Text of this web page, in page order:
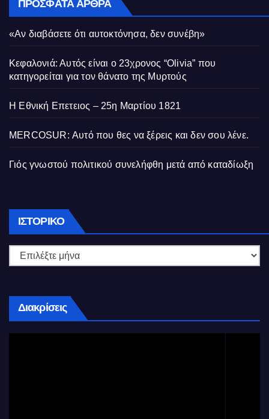
ΠΡΌΣΦΑΤΑ ΆΡΘΡΑ
«Αν διαβάσετε ότι αυτοκτόνησα, δεν συνέβη»
Κεφαλονιά: Αυτός είναι ο 23χρονος “Olivia” που
κατηγορείται για τον θάνατο της Μυρτούς
Η Εθνική Επετειος – 25η Μαρτίου 1821
MERCOSUR: Αυτό που θες να ξέρεις και δεν σου λένε.
Γιός γνωστού πολιτικού συνελήφθη μετά από καταδίωξη
ΙΣΤΟΡΙΚΌ Ιστορικό
Διακρίσεις